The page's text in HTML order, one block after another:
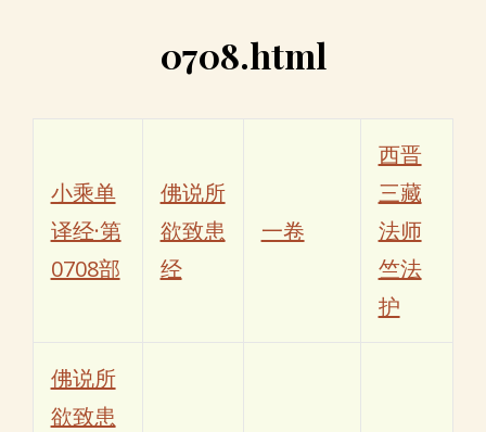
0708.html
小乘单
译经·第
0708部
佛说所
欲致患
经
一卷
西晋
三藏
法师
竺法
护
佛说所
欲致患